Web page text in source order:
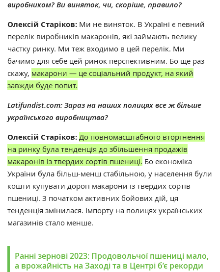
виробником? Ви виняток, чи, скоріше, правило?
Олексій Старіков: Ми не виняток. В Україні є певний
перелік виробників макаронів, які займають велику
частку ринку. Ми теж входимо в цей перелік. Ми
бачимо для себе цей ринок перспективним. Бо ще раз
скажу, макарони — це соціальний продукт, на який
завжди буде попит.
Latifundist.com: Зараз на наших полицях все ж більше
українського виробництва?
Олексій Старіков: До повномасштабного вторгнення
на ринку була тенденція до збільшення продажів
макаронів із твердих сортів пшениці. Бо економіка
України була більш-менш стабільною, у населення були
кошти купувати дорогі макарони із твердих сортів
пшениці. З початком активних бойових дій, ця
тенденція змінилася. Імпорту на полицях українських
магазинів стало менше.
Ранні зернові 2023: Продовольчої пшениці мало,
а врожайність на Заході та в Центрі б’є рекорди